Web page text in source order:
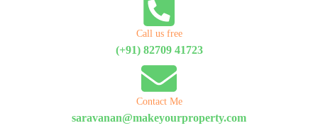
Call us free
(+91) 82709 41723
Contact Me
saravanan@makeyourproperty.com